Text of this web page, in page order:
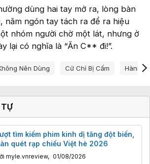
dùng hai tay mở ra, lòng bàn
năm ngón tay tách ra để ra hiệu
nhóm người chờ một lát, nhưng ở
lại có nghĩa là “Ăn C** đi!”.
Nên Dùng Cử Chỉ Bị Cấm Hành
TỰ
tìm kiếm phim kinh dị tăng đột biến,
quét rạp chiếu Việt hè 2026
myle.vnreview, 01/08/2026